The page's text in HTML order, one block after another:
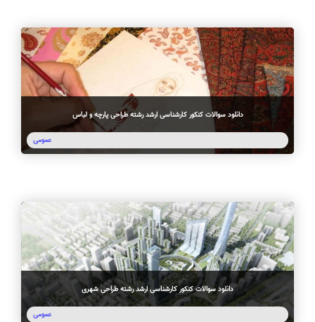
دانلود سوالات کنکور کارشناسی ارشد رشته طراحی پارچه و لباس
عمومی
دانلود سوالات کنکور کارشناسی ارشد رشته طراحی شهری
عمومی